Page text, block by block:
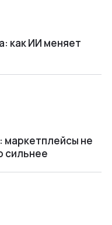
как ИИ меняет
не
сильнее